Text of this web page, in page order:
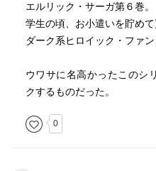
エルリック・サーガ第６巻。
学生の頃、お小遣いを貯めて
ダーク系ヒロイック・ファン
ウワサに名高かったこのシ
クするものだった。
0